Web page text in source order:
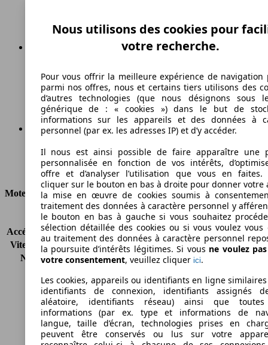
Carburant
149 g/km
Émissions de CO2 (combinées)*
Moteur et Puissance
KW (CH)
75 kW (102 PS)
Accélération (0-100 km/h) 12.6s
Vitesse maximale (km/h)
168 km/h
Nombre de vitesses
5
Cylindrée
1598 ccm
Carburant
Diesel
Cylindres
4
Transmission
Boîte manuelle
Type de traction
Traction avant
Nous utilisons des cookies pour
votre recherche.
Pour vous offrir la meilleure expérience de navigation
parmi nos offres, nous et certains tiers utilisons des
d’autres technologies (que nous désignons sous
générique de : « cookies ») dans le but de
informations sur les appareils et des données à
personnel (par ex. les adresses IP) et d’y accéder.
Il nous est ainsi possible de faire apparaître une
personnalisée en fonction de vos intérêts,
offre et d’analyser l’utilisation que vous en faites.
cliquer sur le bouton en bas à droite pour donner votre
la mise en œuvre de cookies soumis à
traitement des données à caractère personnel y
le bouton en bas à gauche si vous souhaitez
sélection détaillée des cookies ou si vous voulez vous
au traitement des données à caractère personnel
la poursuite d’intérêts légitimes. Si vous ne voulez
votre consentement, veuillez cliquer ici.
Les cookies, appareils ou identifiants en ligne
identifiants de connexion, identifiants assignés
aléatoire, identifiants réseau) ainsi que
informations (par ex. type et informations de
langue, taille d’écran, technologies prises en
peuvent être conservés ou lus sur votre